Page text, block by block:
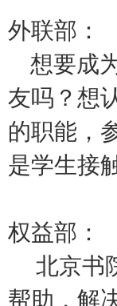
外联部：
想要成
友吗？想
的职能，
是学生接
权益部：
北京书
帮助，解